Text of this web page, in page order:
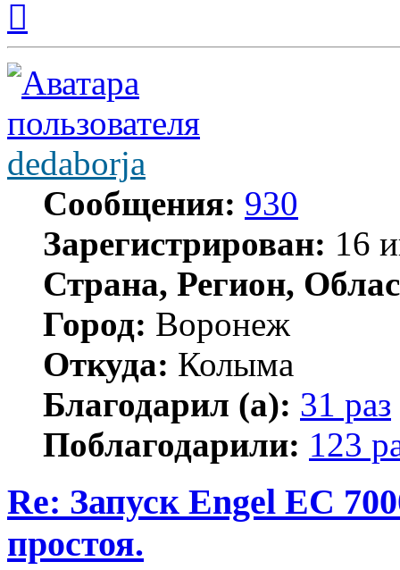
началу
dedaborja
Сообщения: 930
Зарегистрирован: 16
Страна, Регион,
Город: Воронеж
Откуда: Колыма
Благодарил (а): 31 раз
Поблагодарили: 123
Re: Запуск Engel EC
простоя.